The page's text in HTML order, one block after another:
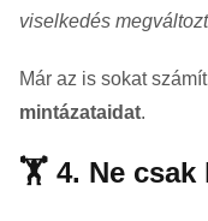
viselkedés
Már az is sokat
mintázataidat.
🏋️ 4. Ne csak